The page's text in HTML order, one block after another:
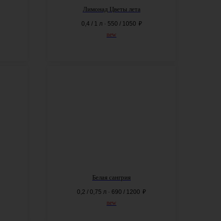
Лимонад Цветы лета
0,4 / 1 л · 550 / 1050 ₽
new
Белая сангрия
0,2 / 0,75 л · 690 / 1200 ₽
new